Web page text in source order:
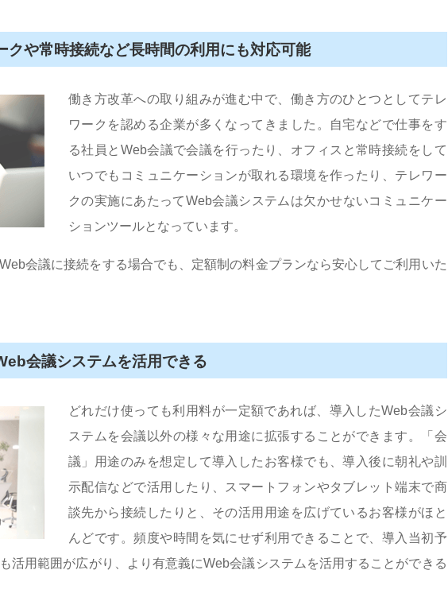
クや常時接続など長時間の利用にも対応可能
働き方改革への取り組みが進む中で、働き方のひとつとしてテレ
ワークを認める企業が多くなってきました。自宅などで仕事をす
る社員とWeb会議で会議を行ったり、オフィスと常時接続をして
いつでもコミュニケーションが取れる環境を作ったり、テレワー
クの実施にあたってWeb会議システムは欠かせないコミュニケー
ションツールとなっています。
会議に接続をする場合でも、定額制の料金プランなら安心してご利用いた
会議システムを活用できる
どれだけ使っても利用料が一定額であれば、導入したWeb会議シ
ステムを会議以外の様々な用途に拡張することができます。「会
議」用途のみを想定して導入したお客様でも、導入後に朝礼や訓
示配信などで活用したり、スマートフォンやタブレット端末で商
談先から接続したりと、その活用用途を広げているお客様がほと
んどです。頻度や時間を気にせず利用できることで、導入当初予
活用範囲が広がり、より有意義にWeb会議システムを活用することができる